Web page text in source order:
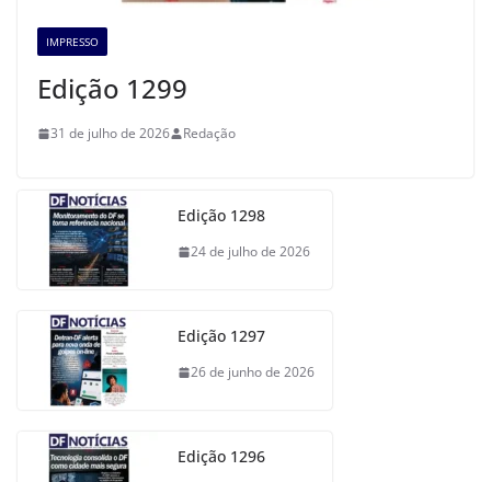
IMPRESSO
Edição 1299
31 de julho de 2026 Redação
Edição 1298
24 de julho de 2026
Edição 1297
26 de junho de 2026
Edição 1296